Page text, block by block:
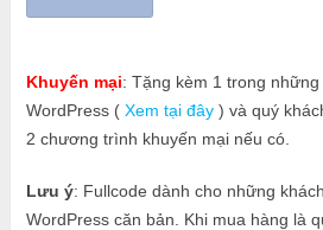
Khuyến mại: Tặng kèm 1 trong
WordPress ( Xem tại đây) và quý
2 chương trình khuyến mại nếu có.
Lưu ý: Fullcode dành cho những
WordPress căn bản. Khi mua hàng là